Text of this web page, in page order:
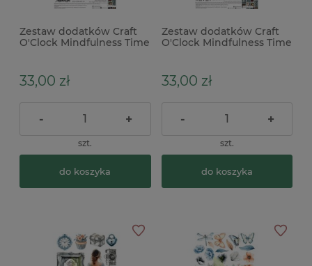
Zestaw dodatków Craft
O'Clock Mindfulness Time
33,00 zł
- +
szt.
do koszyka
Zestaw dodatków Craft
O'Clock Mindfulness Time
33,00 zł
- +
szt.
do koszyka